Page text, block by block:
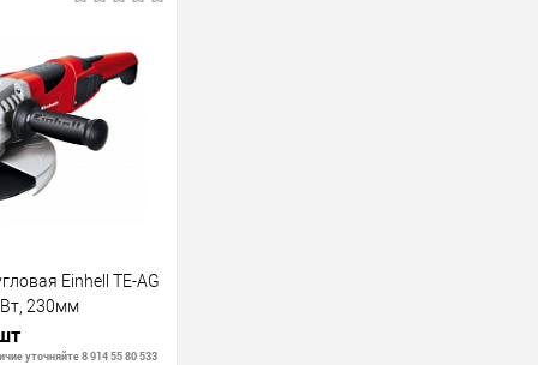
Einhell TE-AG
230мм
уточняйте 8 914 55 80 533